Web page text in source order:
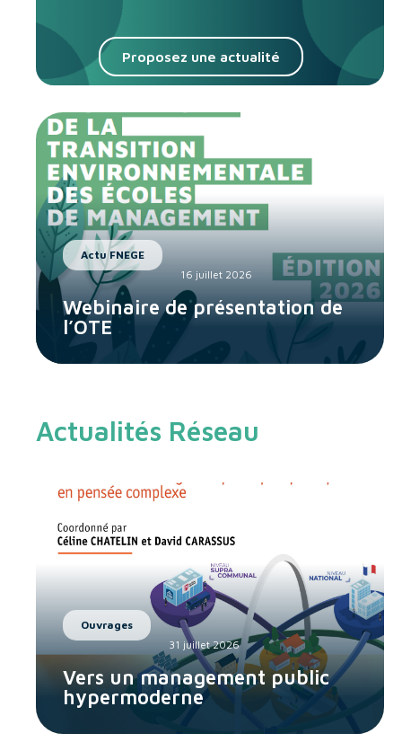
Proposez une actualité
Actu FNEGE
16 juillet 2026
Webinaire de présentation de
l’OTE
Actualités Réseau
Ouvrages
31 juillet 2026
Vers un management public
hypermoderne